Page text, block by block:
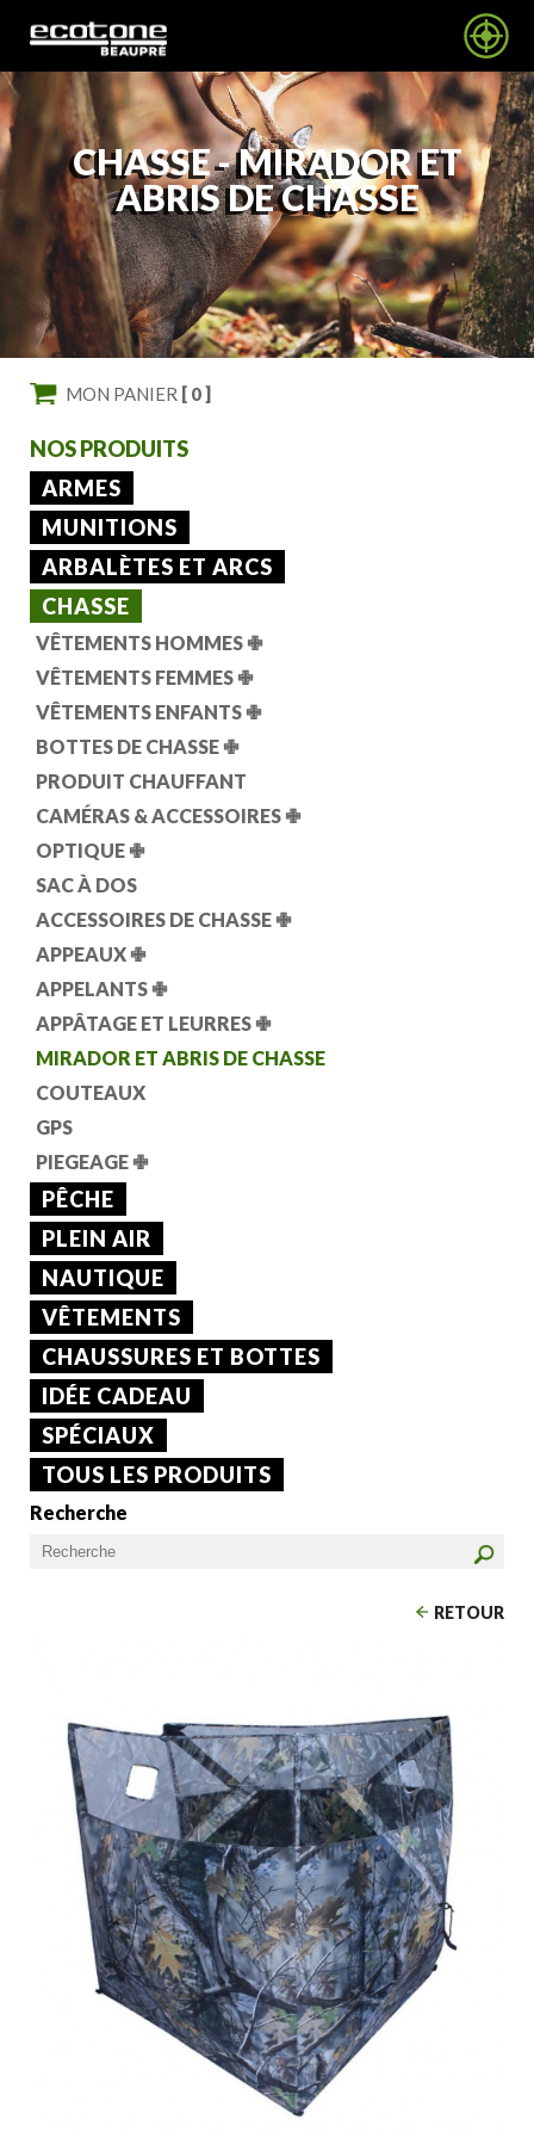
CHASSE -MIRADOR ET
ABRIS DE CHASSE
MON PANIER [ 0 ]
NOS PRODUITS
ARMES
MUNITIONS
ARBALÈTES ET ARCS
CHASSE
VÊTEMENTS HOMMES ✙
VÊTEMENTS FEMMES ✙
VÊTEMENTS ENFANTS ✙
BOTTES DE CHASSE ✙
PRODUIT CHAUFFANT
CAMÉRAS & ACCESSOIRES ✙
OPTIQUE ✙
SAC À DOS
ACCESSOIRES DE CHASSE ✙
APPEAUX ✙
APPELANTS ✙
APPÂTAGE ET LEURRES ✙
MIRADOR ET ABRIS DE CHASSE
COUTEAUX
GPS
PIEGEAGE ✙
PÊCHE
PLEIN AIR
NAUTIQUE
VÊTEMENTS
CHAUSSURES ET BOTTES
IDÉE CADEAU
SPÉCIAUX
TOUS LES PRODUITS
Recherche
RETOUR